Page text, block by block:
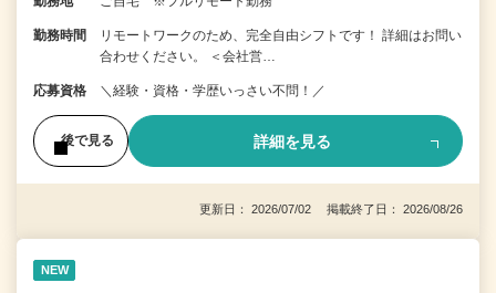
勤務時間
リモートワークのため、完全自由シフトです！ 詳細はお問い
合わせください。 ＜会社営…
応募資格 ＼経験・資格・学歴いっさい不問！／
後で見る 詳細を見る
更新日： 2026/07/02 掲載終了日： 2026/08/26
NEW